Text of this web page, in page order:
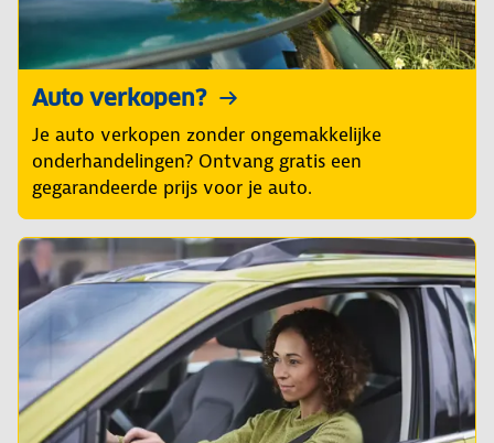
Auto verkopen?
Je auto verkopen zonder ongemakkelijke
onderhandelingen? Ontvang gratis een
gegarandeerde prijs voor je auto.